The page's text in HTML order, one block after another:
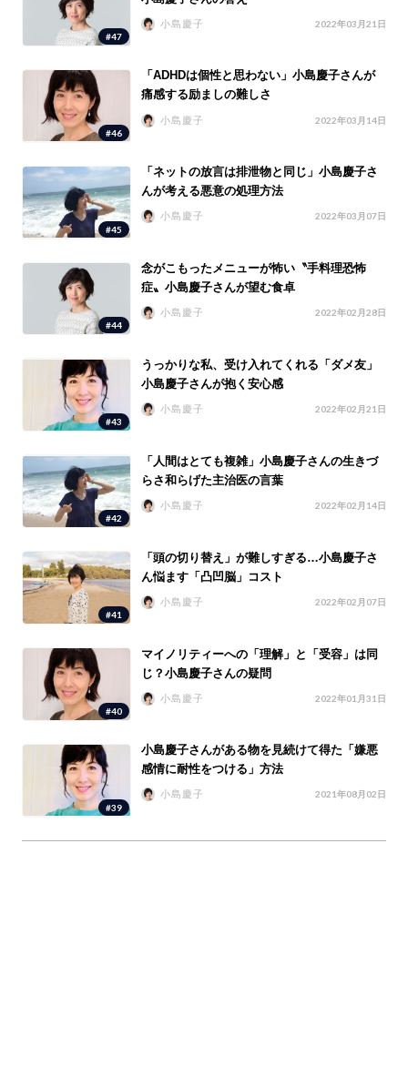
#47
小島慶子 2022年03月21日
#46
「ADHDは個性と思わない」小島慶子さんが
痛感する励ましの難しさ
小島慶子 2022年03月14日
#45
「ネットの放言は排泄物と同じ」小島慶子さ
んが考える悪意の処理方法
小島慶子 2022年03月07日
#44
念がこもったメニューが怖い〝手料理恐怖
症〟小島慶子さんが望む食卓
小島慶子 2022年02月28日
#43
うっかりな私、受け入れてくれる「ダメ友」
小島慶子さんが抱く安心感
小島慶子 2022年02月21日
#42
「人間はとても複雑」小島慶子さんの生きづ
らさ和らげた主治医の言葉
小島慶子 2022年02月14日
#41
「頭の切り替え」が難しすぎる…小島慶子さ
ん悩ます「凸凹脳」コスト
小島慶子 2022年02月07日
#40
マイノリティーへの「理解」と「受容」は同
じ？小島慶子さんの疑問
小島慶子 2022年01月31日
#39
小島慶子さんがある物を見続けて得た「嫌悪
感情に耐性をつける」方法
小島慶子 2021年08月02日